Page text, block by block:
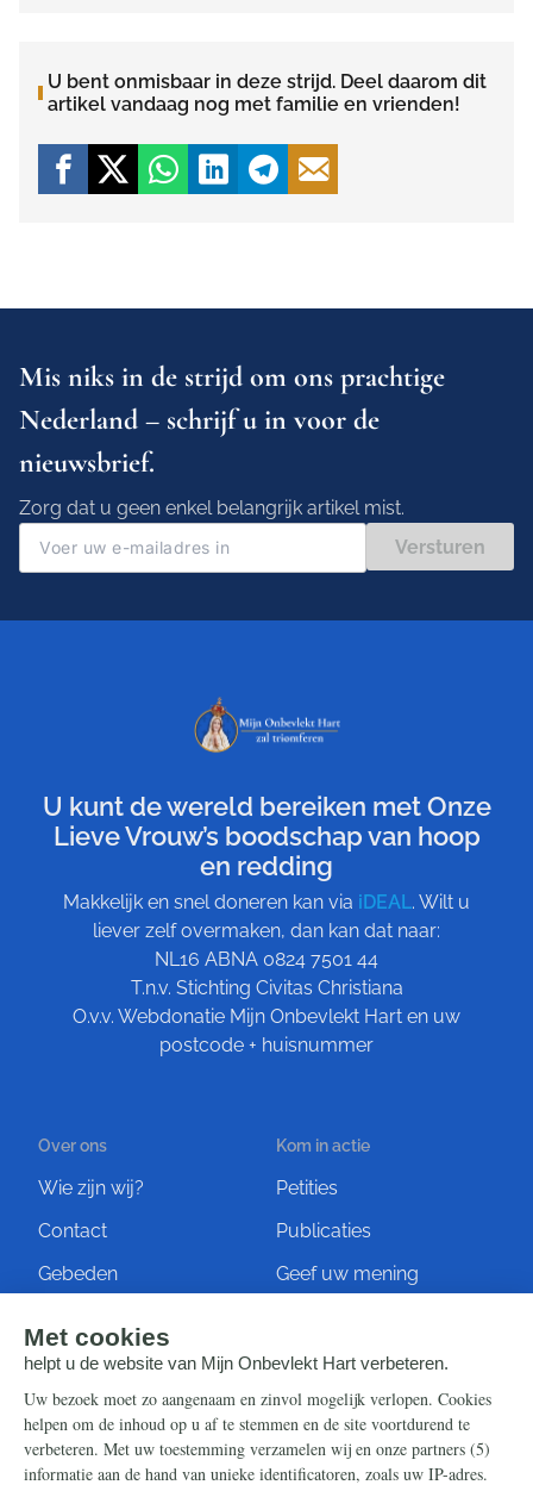
U bent onmisbaar in deze strijd. Deel daarom dit
artikel vandaag nog met familie en vrienden!
Mis niks in de strijd om ons prachtige
Nederland – schrijf u in voor de
nieuwsbrief.
Zorg dat u geen enkel belangrijk artikel mist.
Versturen
U kunt de wereld bereiken met Onze
Lieve Vrouw’s boodschap van hoop
en redding
Makkelijk en snel doneren kan via iDEAL. Wilt u
liever zelf overmaken, dan kan dat naar:
NL16 ABNA 0824 7501 44
T.n.v. Stichting Civitas Christiana
O.v.v. Webdonatie Mijn Onbevlekt Hart en uw
postcode + huisnummer
Over ons
Wie zijn wij?
Contact
Gebeden
Kom in actie
Petities
Publicaties
Geef uw mening
Steun ons
Nieuwsbrief
Eenmalig
Info
Contact
Ontvang onze Telegram-